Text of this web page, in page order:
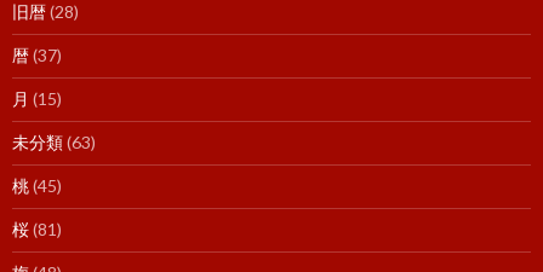
旧暦(28)
暦(37)
月 (15)
未分類(63)
桃(45)
桜(81)